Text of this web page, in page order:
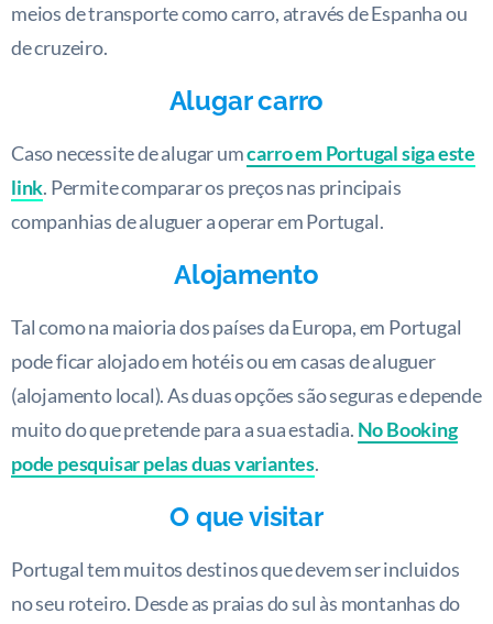
meios de transporte como carro, através de Espanha ou
de cruzeiro.
Alugar carro
Caso necessite de alugar umcarro em Portugal siga este
link. Permite comparar os preços nas principais
companhias de aluguer a operar em Portugal.
Alojamento
Tal como na maioria dos países da Europa, em Portugal
pode ficar alojado em hotéis ou em casas de aluguer
(alojamento local). As duas opções são seguras e depende
muito do que pretende para a sua estadia. No Booking
pode pesquisar pelas duas variantes.
O que visitar
Portugal tem muitos destinos que devem ser incluidos
no seu roteiro. Desde as praias do sul às montanhas do